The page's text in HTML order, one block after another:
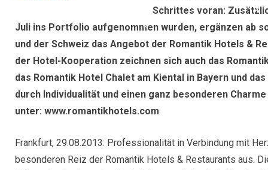
Schrittes voran:
Juli ins Portfolio aufgenommen wurden, ergänzen ab
und der Schweiz das Angebot der Romantik Hotels &
der Hotel-Kooperation zeichnen sich auch das
das Romantik Hotel Chalet am Kiental in Bayern und
durch Individualität und einen ganz besonderen
unter: www.romantikhotels.com
Frankfurt, 29.08.2013: Professionalität in Verbindung mit
besonderen Reiz der Romantik Hotels & Restaurants aus.